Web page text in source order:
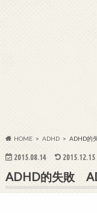
HOME ADHD ADHD的
2015.08.14 2015.12.15
ADHD的失敗